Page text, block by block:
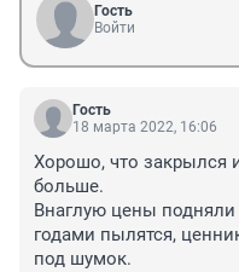
Гость
Войти
Гость
18 марта 2022, 16:06
Хорошо, что закрылся
больше.
Внаглую цены
годами пылятся,
под шумок.